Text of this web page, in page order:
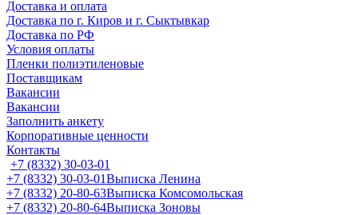
Доставка и оплата
Доставка по г. Киров и г. Сыктывкар
Доставка по РФ
Условия оплаты
Пленки полиэтиленовые
Поставщикам
Вакансии
Вакансии
Заполнить анкету
Корпоративные ценности
Контакты
+7 (8332) 30-03-01
+7 (8332) 30-03-01Выписка Ленина
+7 (8332) 20-80-63Выписка Комсомольская
+7 (8332) 20-80-64Выписка Зоновы